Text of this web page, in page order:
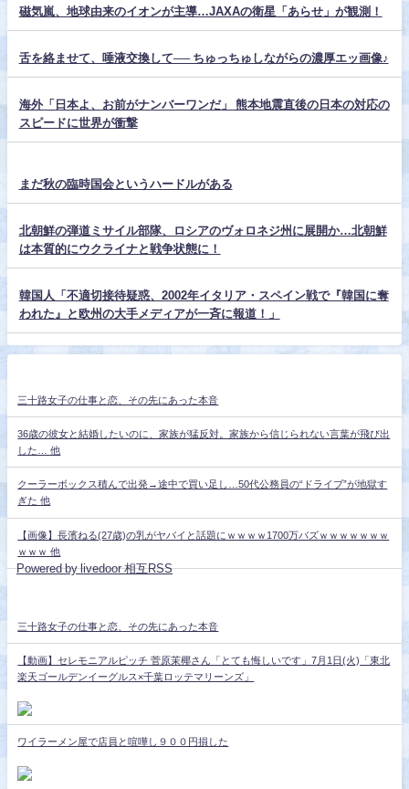
磁気嵐、地球由来のイオンが主導…JAXAの衛星「あらせ」が観測！
舌を絡ませて、唾液交換して── ちゅっちゅしながらの濃厚エッ画像♪
海外「日本よ、お前がナンバーワンだ」 熊本地震直後の日本の対応の
スピードに世界が衝撃
まだ秋の臨時国会というハードルがある
北朝鮮の弾道ミサイル部隊、ロシアのヴォロネジ州に展開か…北朝鮮
は本質的にウクライナと戦争状態に！
韓国人「不適切接待疑惑、2002年イタリア・スペイン戦で『韓国に奪
われた』と欧州の大手メディアが一斉に報道！」
三十路女子の仕事と恋、その先にあった本音
36歳の彼女と結婚したいのに、家族が猛反対。家族から信じられない言葉が飛び出
した… 他
クーラーボックス積んで出発→途中で買い足し…50代公務員の“ドライブ”が地獄す
ぎた 他
【画像】長濱ねる(27歳)の乳がヤバイと話題にｗｗｗｗ1700万バズｗｗｗｗｗｗｗ
ｗｗｗ 他
Powered by livedoor 相互RSS
三十路女子の仕事と恋、その先にあった本音
【動画】セレモニアルピッチ 菅原茉椰さん「とても悔しいです」7月1日(火)「東北
楽天ゴールデンイーグルス×千葉ロッテマリーンズ」
ワイラーメン屋で店員と喧嘩し９００円損した